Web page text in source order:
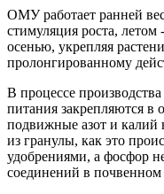
ОМУ работает ранней
стимуляция роста,
осенью, укрепляя
пролонгированному
В процессе
питания закрепляются в
подвижные азот и
из гранулы, как это
удобрениями, а фосфор
соединений в почвенном